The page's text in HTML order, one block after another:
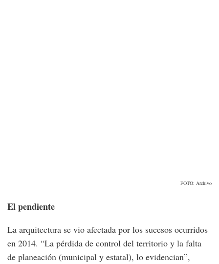
FOTO: Archivo
El pendiente
La arquitectura se vio afectada por los sucesos ocurridos
en 2014. “La pérdida de control del territorio y la falta
de planeación (municipal y estatal), lo evidencian”,